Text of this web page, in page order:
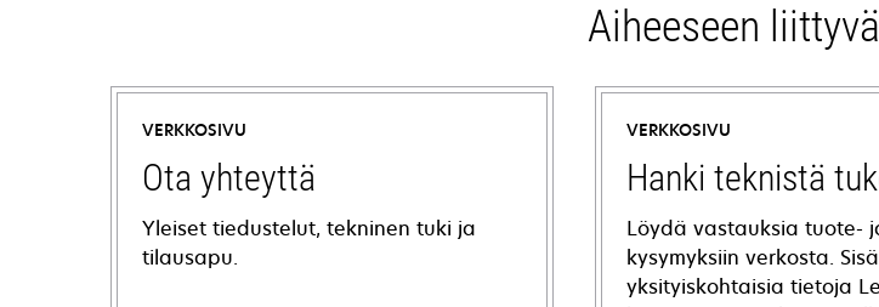
Aiheeseen
VERKKOSIVU
Ota yhteyttä
Yleiset tiedustelut, tekninen tuki ja
tilausapu.
VERKKOSIVU
Hanki teknistä
Löydä vastauksia tuote-
kysymyksiin verkosta.
yksityiskohtaisia tietoja